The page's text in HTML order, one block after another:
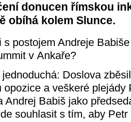
donucen římskou
obíhá kolem Slunce.
s postojem Andreje
v Ankaře?
Doslova
opozice a veškeré plejády
Andrej Babiš jako
souhlasit s tím, aby